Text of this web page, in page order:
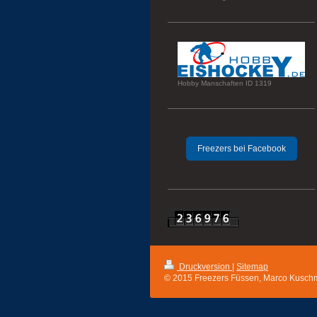
Hobby Manschaften ID 1319
Freezers bei Facebook
Druckversion
Sitemap
© 2015 Freezers Füssen, Marco